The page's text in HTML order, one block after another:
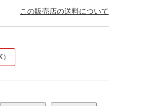
この販売店の送料について